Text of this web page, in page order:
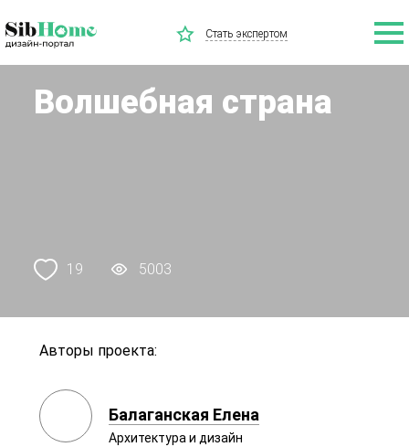
Стать экспертом
Волшебная страна
19 5003
Авторы проекта:
Балаганская Елена
Архитектура и дизайн